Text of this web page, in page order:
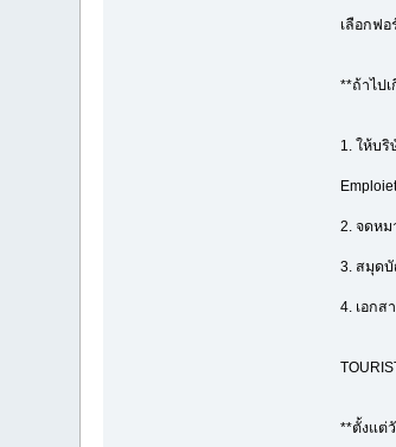
เลือกฟ
**ถ้าไป
1. ให้บริ
2. จดหม
3. สมุดบั
4. เอกส
**ตั้งแต่